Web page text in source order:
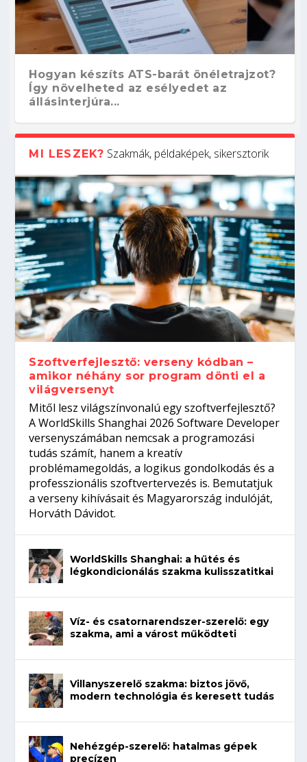
Hogyan készíts ATS-barát önéletrajzot?
Így növelheted az esélyedet az
állásinterjúra...
Kitalálod, mire használják ezeket a
gépeket?
Nem sikerült az egyetemi felvételi?
Tanulj szakmát!
Szoftverfejlesztő: verseny kódban –
amikor néhány sor program dönti el a
világversenyt...
Digitális detox – hogyan kapcsolódj ki
telefon nélkül?
MI LESZEK? Szakmák, példaképek, sikersztorik
Szoftverfejlesztő: verseny kódban –
amikor néhány sor program dönti el a
világversenyt
Mitől lesz világszínvonalú egy szoftverfejlesztő?
A WorldSkills Shanghai 2026 Software Developer
versenyszámában nemcsak a programozási
tudás számít, hanem a kreatív
problémamegoldás, a logikus gondolkodás és a
professzionális szoftvertervezés is. Bemutatjuk
a verseny kihívásait és Magyarország indulóját,
Horváth Dávidot.
WorldSkills Shanghai: a hűtés és
légkondicionálás szakma kulisszatitkai
Víz- és csatornarendszer-szerelő: egy
szakma, ami a várost működteti
Villanyszerelő szakma: biztos jövő,
modern technológia és keresett tudás
Nehézgép-szerelő: hatalmas gépek
precízen